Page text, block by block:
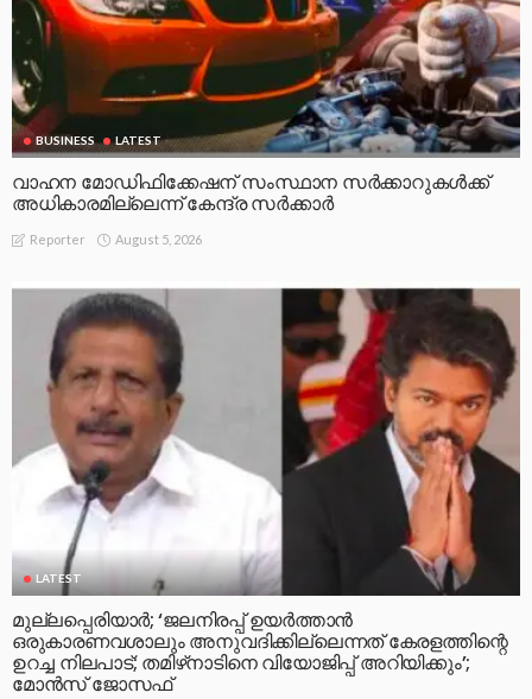
BUSINESS LATEST
വാഹന മോഡിഫിക്കേഷന് സംസ്ഥാന സർക്കാറുകൾക്ക്
അധികാരമില്ലെന്ന് കേന്ദ്ര സർക്കാർ
Reporter August 5, 2026
LATEST
മുല്ലപ്പെരിയാര്‍; ‘ജലനിരപ്പ് ഉയര്‍ത്താന്‍
ഒരുകാരണവശാലും അനുവദിക്കില്ലെന്നത് കേരളത്തിന്റെ
ഉറച്ച നിലപാട്; തമിഴ്‌നാടിനെ വിയോജിപ്പ് അറിയിക്കും’;
മോന്‍സ് ജോസഫ്